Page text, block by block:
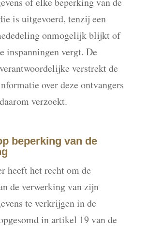
is uitgevoerd, tenzij een
onmogelijk blijkt of
inspanningen vergt. De
verstrekt de
over deze ontvangers
verzoekt.
beperking van de
heeft het recht om de
de verwerking van zijn
te verkrijgen in de
in artikel 19 van de